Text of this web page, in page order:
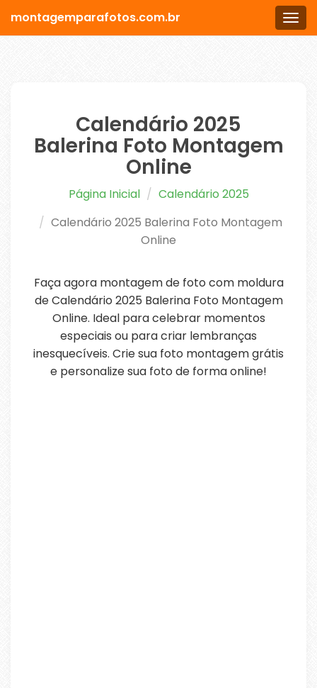
Menu
montagemparafotos.com.br
Calendário 2025
Balerina Foto Montagem
Online
Página Inicial
Calendário 2025
Calendário 2025 Balerina Foto Montagem
Online
Faça agora montagem de foto com moldura
de Calendário 2025 Balerina Foto Montagem
Online. Ideal para celebrar momentos
especiais ou para criar lembranças
inesquecíveis. Crie sua foto montagem grátis
e personalize sua foto de forma online!